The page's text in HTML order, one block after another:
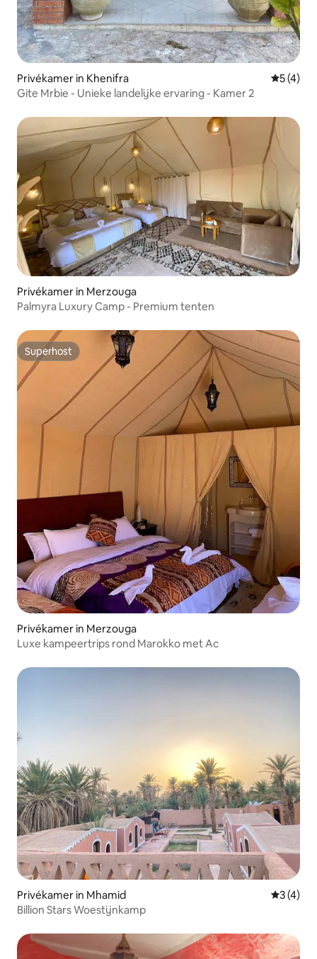
Privékamer in Khenifra
5 (4)
Gite Mrbie - Unieke landelijke ervaring - Kamer 2
Privékamer in Merzouga
Palmyra Luxury Camp - Premium tenten
Superhost
Superhost
Privékamer in Merzouga
Luxe kampeertrips rond Marokko met Ac
Privékamer in Mhamid
3 (4)
Billion Stars Woestijnkamp